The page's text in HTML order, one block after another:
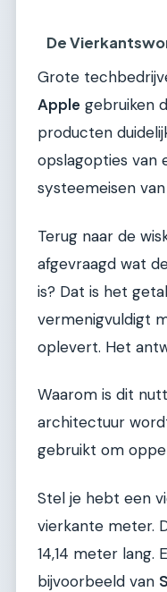
De
Grote
Apple gebruiken
producten
opslagopties van
systeemeisen
Terug naar de
afgevraagd wat
is? Dat is het
vermenigvuldigt
oplevert. Het
Waarom is dit
architectuur
gebruikt om
Stel je hebt een
vierkante meter.
14,14 meter lang.
bijvoorbeeld van